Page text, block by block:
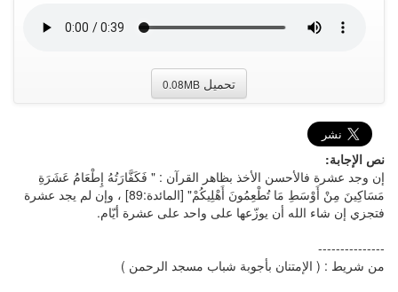
تحميل 0.08MB
نص الإجابة:
إن وجد عشرة فالأحسن الأخذ بظاهر القرآن : " فَكَفَّارَتُهُ إِطْعَامُ عَشَرَةِ
مَسَاكِينَ مِنْ أَوْسَطِ مَا تُطْعِمُونَ أَهْلِيكُمْ" [المائدة:89] ، وإن لم يجد عشرة
فتجزي إن شاء الله أن يوزّعها على واحد على عشرة أيّام.
---------------
من شريط : ( الإمتنان بأجوبة شباب مسجد الرحمن )